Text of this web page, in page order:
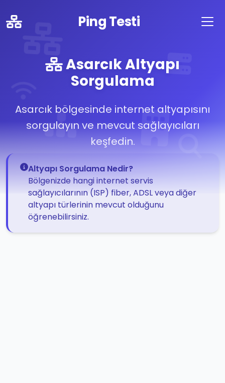
Ping Testi
Asarcık Altyapı
Sorgulama
Asarcık bölgesinde internet altyapısını
sorgulayın ve mevcut sağlayıcıları
keşfedin.
Altyapı Sorgulama Nedir?
Bölgenizde hangi internet servis
sağlayıcılarının (ISP) fiber, ADSL veya diğer
altyapı türlerinin mevcut olduğunu
öğrenebilirsiniz.